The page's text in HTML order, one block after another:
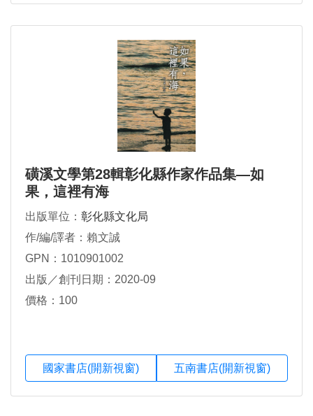
磺溪文學第28輯彰化縣作家作品集—如
果，這裡有海
出版單位： 彰化縣文化局
作/編/譯者：賴文誠
GPN：1010901002
出版／創刊日期：2020-09
價格：100
國家書店(開新視窗) 五南書店(開新視窗)